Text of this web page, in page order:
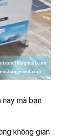
nay mà bạn
không gian